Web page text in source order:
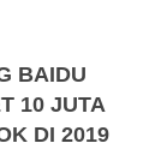
BAIDU
10 JUTA
DI 2019